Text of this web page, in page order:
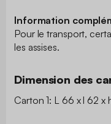
Information
Pour le transport,
les assises.
Dimension des
Carton 1: L 66 x l 62 x